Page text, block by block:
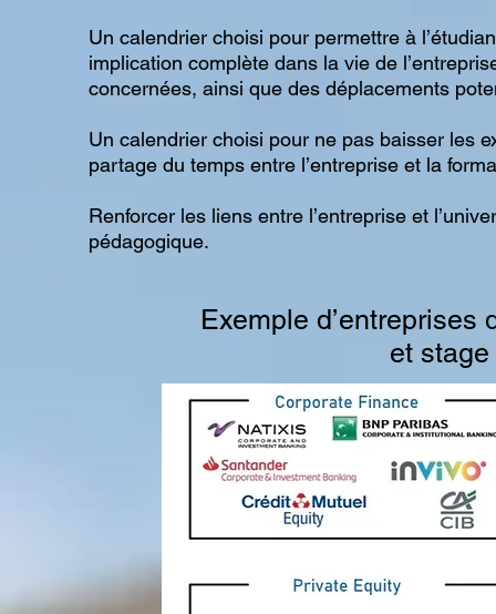
Un calendrier choisi pour permettre à
implication complète dans la vie de
concernées, ainsi que des déplacements
Un calendrier choisi pour ne pas baisser les
partage du temps entre l’entreprise et la
Renforcer les liens entre l’entreprise et
pédagogique.
Exemple
et stage